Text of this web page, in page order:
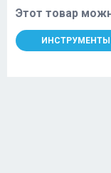
Этот товар